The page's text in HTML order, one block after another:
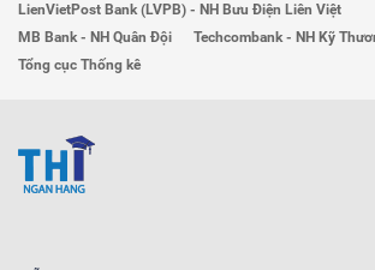
LienVietPost Bank (LVPB) - NH Bưu Điện Liên Việt
MB Bank - NH Quân Đội
Techcombank - NH Kỹ
Tổng cục Thống kê